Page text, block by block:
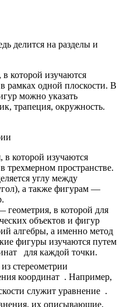
делится на разделы и
которой изучаются
рамках одной плоскости. В
можно указать
трапеция, окружность.
которой изучаются
трехмерном пространстве.
углу между
а также фигурам —
геометрия, в которой для
объектов и фигур
алгебры, а именно метод
фигуры изучаются путем
для каждой точки.
стереометрии
координат . Например,
служит уравнение .
их описывающие,